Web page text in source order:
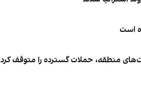
است
منطقه، حملات گسترده را متوقف کرد